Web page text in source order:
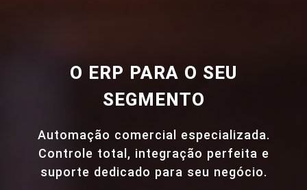
O ERP PARA O SEU
SEGMENTO
Automação comercial especializada.
Controle total, integração perfeita e
suporte dedicado para seu negócio.